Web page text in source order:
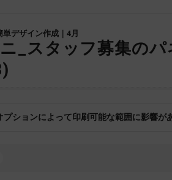
デザイン作成｜4月
_スタッフ募集の
ションによって印刷可能な範囲に影響が